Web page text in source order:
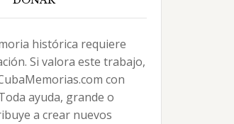
histórica requiere
Si valora este trabajo,
con
ayuda, grande o
a crear nuevos